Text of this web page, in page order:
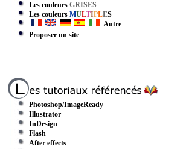
Les couleurs GRISES
Les couleurs MULTIPLES
Autre
Proposer un site
Photoshop/ImageReady
Illustrator
InDesign
Flash
After effects